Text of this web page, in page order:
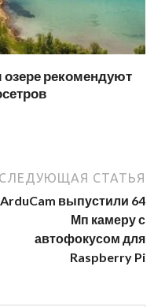
рекомендуют
СЛЕДУЮЩАЯ СТАТЬЯ
ArduCam выпустили 64
Мп камеру с
автофокусом для
Raspberry Pi